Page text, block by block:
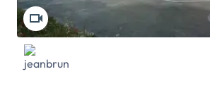
desservie par la ligne de bus 7 et 8 et
TGV qui vous permettra de relier le
en […] Voir le programme immobilier